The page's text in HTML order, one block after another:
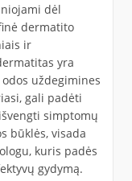
dėl
dermatito
ir
yra
uždegimines
gali padėti
simptomų
būklės, visada
kuris padės
gydymą.